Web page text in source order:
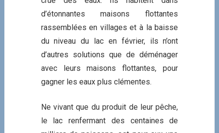
d’étonnantes maisons flottantes
rassemblées en villages et à la baisse
du niveau du lac en février, ils n’ont
d’autres solutions que de déménager
avec leurs maisons flottantes, pour
gagner les eaux plus clémentes.
Ne vivant que du produit de leur pêche,
le lac renfermant des centaines de